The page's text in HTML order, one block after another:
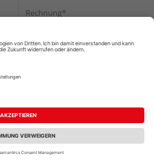
Rechnung*
Versand
Widerruf
Datenschutz
Vertrag widerrufen